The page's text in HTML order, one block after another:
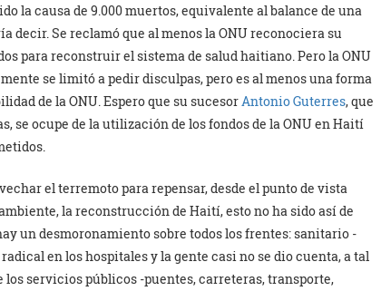
la causa de 9.000 muertos, equivalente al balance de una
decir. Se reclamó que al menos la ONU reconociera su
para reconstruir el sistema de salud haitiano. Pero la ONU
se limitó a pedir disculpas, pero es al menos una forma
de la ONU. Espero que su sucesor Antonio Guterres, que
se ocupe de la utilización de los fondos de la ONU en Haití
el terremoto para repensar, desde el punto de vista
la reconstrucción de Haití, esto no ha sido así de
un desmoronamiento sobre todos los frentes: sanitario -
en los hospitales y la gente casi no se dio cuenta, a tal
los servicios públicos -puentes, carreteras, transporte,